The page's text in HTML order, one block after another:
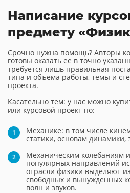
Написание
предмету
Срочно нужна помощь? Авторы
готовы оказать ее в точно
требуется лишь правильная
типа и объема работы, темы и
проекта.
Касательно тем: у нас можно
или курсовой проект по:
Механике: в том числе кинематике, элементам
Механическим колебаниям и волнам: среди
популярных направлений
отрасли физики выделяют
свободных и вынужденных колебаний, механических
волн и звуков.